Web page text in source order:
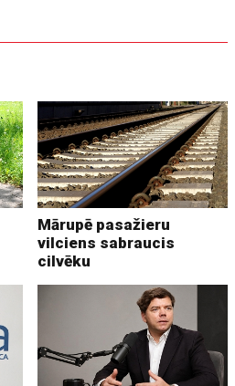
Mārupē pasažieru
vilciens sabraucis
cilvēku